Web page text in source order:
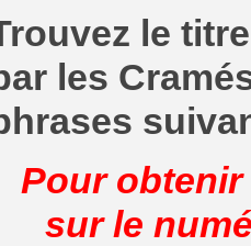
le
les
Pour
sur le